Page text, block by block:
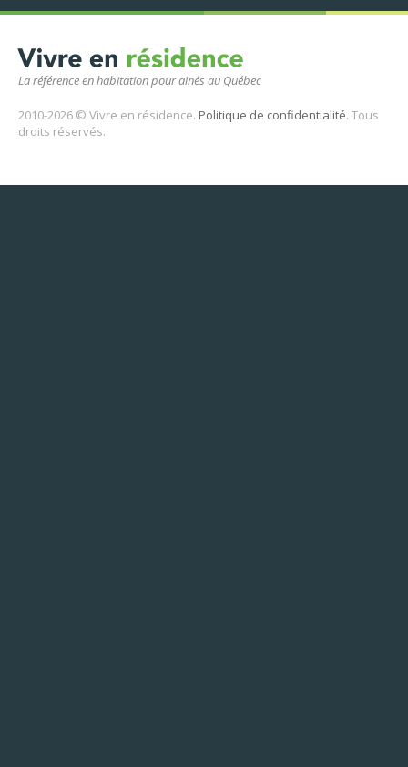
La référence en habitation pour ainés au Québec
2010-2026 © Vivre en résidence. Politique de confidentialité. Tous
droits réservés.